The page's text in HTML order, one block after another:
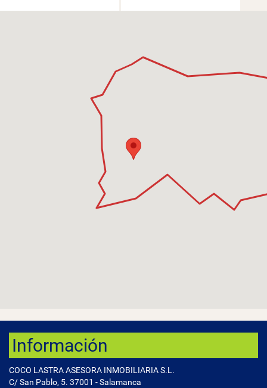
Información
COCO LASTRA ASESORA INMOBILIARIA S.L.
C/ San Pablo, 5. 37001 - Salamanca